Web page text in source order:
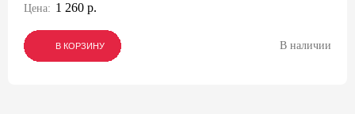
Цена: 1 260 р.
В КОРЗИНУ
В КОРЗИНУ
В КОРЗИНУ В наличии